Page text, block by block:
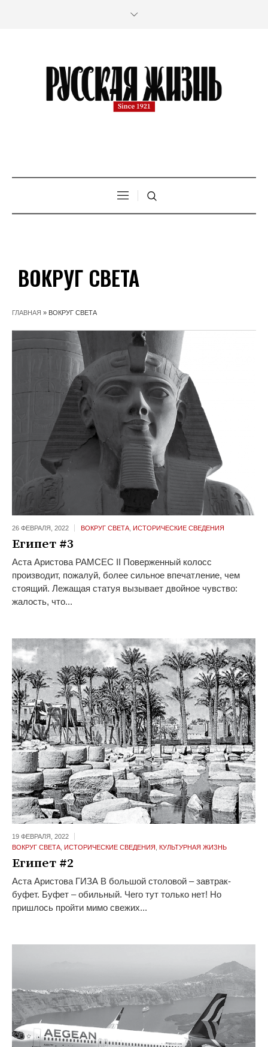
ВОКРУГ СВЕТА
ГЛАВНАЯ » ВОКРУГ СВЕТА
26 ФЕВРАЛЯ, 2022 ВОКРУГ СВЕТА, ИСТОРИЧЕСКИЕ СВЕДЕНИЯ
Египет #3
Аста Аристова РАМСЕС II Поверженный колосс
производит, пожалуй, более сильное впечатление, чем
стоящий. Лежащая статуя вызывает двойное чувство:
жалость, что...
19 ФЕВРАЛЯ, 2022
ВОКРУГ СВЕТА, ИСТОРИЧЕСКИЕ СВЕДЕНИЯ КУЛЬТУРНАЯ ЖИЗНЬ
Египет #2
Аста Аристова ГИЗА В большой столовой – завтрак-
буфет. Буфет – обильный. Чего тут только нет! Но
пришлось пройти мимо свежих...